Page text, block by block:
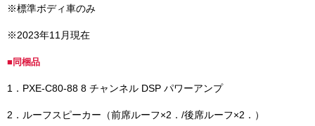
※標準ボディ車のみ
※2023年11月現在
■同梱品
1．PXE-C80-88 8 チャンネル DSP パワーアンプ
2．ルーフスピーカー（前席ルーフ×2．/後席ルーフ×2．）